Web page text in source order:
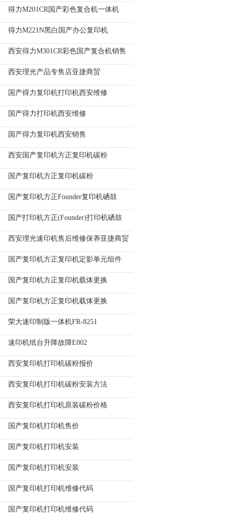
得力M201CR国产彩色复合机一体机
得力M221N黑白国产办公复印机
西安得力M301CR彩色国产复合机销售
西安理光产品专售店亚捷商贸
国产得力复印机打印机西安维修
国产得力打印机西安维修
国产得力复印机西安销售
西安国产复印机方正复印机碳粉
国产复印机方正复印机碳粉
国产复印机方正Founder复印机硒鼓
国产打印机方正(Founder)打印机硒鼓
西安理光速印机售后维修保养亚捷商贸
国产复印机方正复印机定影单元组件
国产复印机方正复印机载体更换
国产复印机方正复印机载体更换
荣大速印制版一体机FR-8251
速印机纸台升降故障E002
西安复印机打印机碳粉报价
西安复印机打印机碳粉安装方法
西安复印机打印机原装碳粉价格
国产复印机打印机售价
国产复印机打印机安装
国产复印机打印机安装
国产复印机打印机维修代码
国产复印机打印机维修代码